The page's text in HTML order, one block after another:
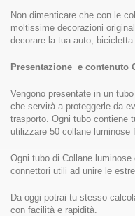
Non dimenticare che con le
moltissime decorazioni
decorare la tua auto, bicicletta
Presentazione e contenuto
Vengono presentate in un
che servirà a proteggerle da
trasporto. Ogni tubo contiene
utilizzare 50 collane luminose
Ogni tubo di Collane
connettori utili ad unire le
Da oggi potrai tu stesso
con facilità e rapidità.